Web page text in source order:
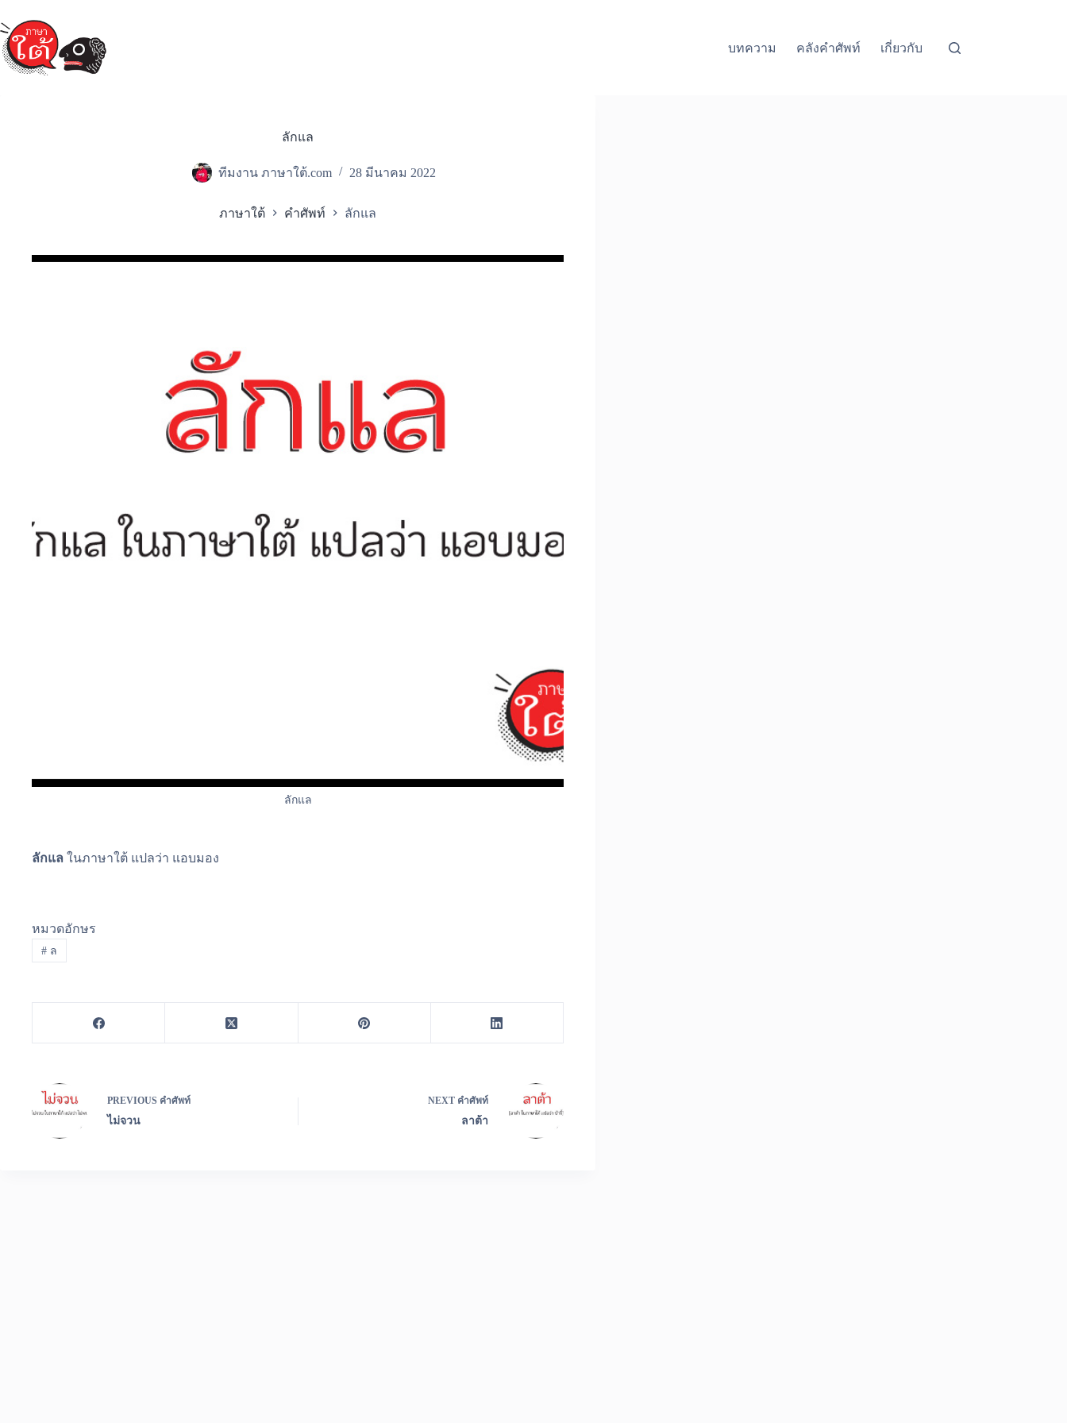
to
content
บทความ
คลังคำศัพท์ เกี่ยวกับ
ลักแล
ทีมงาน ภาษาใต้.com 28 มีนาคม 2022
ภาษาใต้ คำศัพท์ ลักแล
ลักแล
ลักแล ในภาษาใต้ แปลว่า แอบมอง
หมวดอักษร
#ล
PREVIOUS คำศัพท์
ไม่จวน
NEXT คำศัพท์
ลาต้า